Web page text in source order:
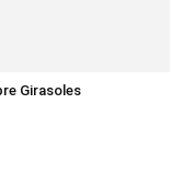
Girasoles